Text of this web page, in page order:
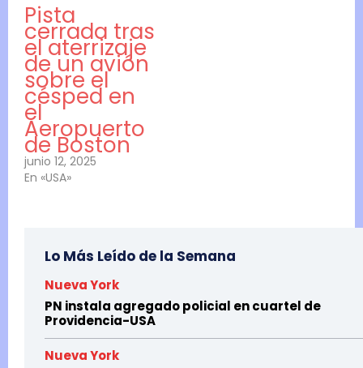
Pista
cerrada tras
el aterrizaje
de un avión
sobre el
césped en
el
Aeropuerto
de Boston
junio 12, 2025
En «USA»
Lo Más Leído de la Semana
Nueva York
PN instala agregado policial en cuartel de
Providencia-USA
Nueva York